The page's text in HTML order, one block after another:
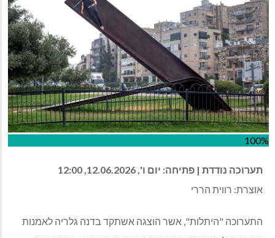
100%
תערוכה נודדת | פתיחה: יום ו', 12.06.2026, 12:00
אוצרת: רווית הררי
התערוכה "היתלות", אשר הוצגה אשתקד בדנה גלריה לאמנות